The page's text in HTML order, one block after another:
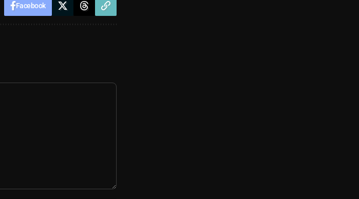
Facebook